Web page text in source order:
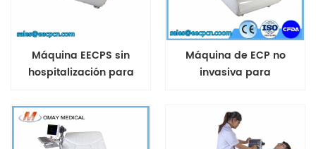
Máquina EECPS sin
hospitalización para
Máquina de ECP no
invasiva para
Tratamiento aprobado
por la FDA de EE. UU.